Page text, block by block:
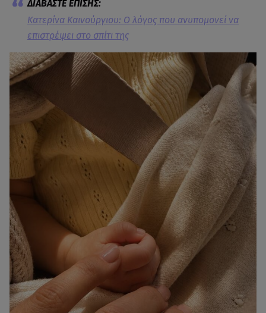
Κατερίνα Καινούργιου: Ο λόγος που ανυπομονεί να
επιστρέψει στο σπίτι της